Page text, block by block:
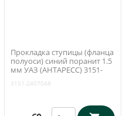
Прокладка ступицы (фланца
полуоси) синий поранит 1.5
мм УАЗ (АНТАРЕСС) 3151-
3151-2407048